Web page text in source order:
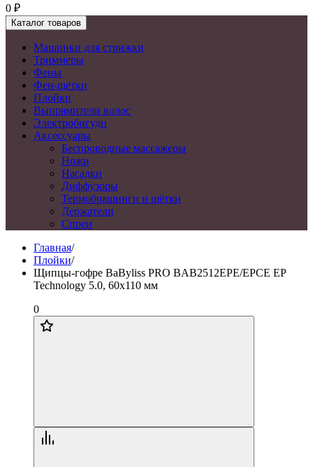
0 ₽
Каталог товаров
Машинки для стрижки
Триммеры
Фены
Фен-щётки
Плойки
Выпрямители волос
Электробигуди
Аксессуары
Беспроводные массажеры
Ножи
Насадки
Диффузоры
Термобрашинги и щётки
Держатели
Спреи
Главная/
Плойки/
Щипцы-гофре BaByliss PRO BAB2512EPE/EPCE EP
Technology 5.0, 60х110 мм
0